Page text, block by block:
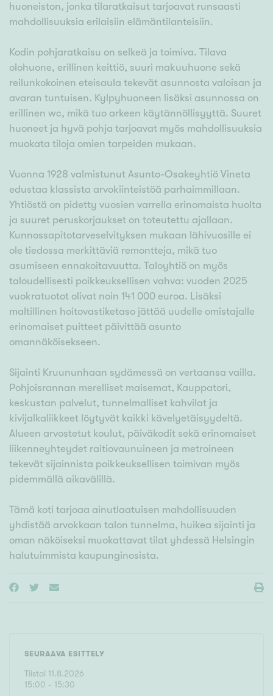
huoneiston, jonka tilaratkaisut tarjoavat runsaasti
mahdollisuuksia erilaisiin elämäntilanteisiin.
Kodin pohjaratkaisu on selkeä ja toimiva. Tilava
olohuone, erillinen keittiö, suuri makuuhuone sekä
reilunkokoinen eteisaula tekevät asunnosta valoisan ja
avaran tuntuisen. Kylpyhuoneen lisäksi asunnossa on
erillinen wc, mikä tuo arkeen käytännöllisyyttä. Suuret
huoneet ja hyvä pohja tarjoavat myös mahdollisuuksia
muokata tiloja omien tarpeiden mukaan.
Vuonna 1928 valmistunut Asunto-Osakeyhtiö Vineta
edustaa klassista arvokiinteistöä parhaimmillaan.
Yhtiöstä on pidetty vuosien varrella erinomaista huolta
ja suuret peruskorjaukset on toteutettu ajallaan.
Kunnossapitotarveselvityksen mukaan lähivuosille ei
ole tiedossa merkittäviä remontteja, mikä tuo
asumiseen ennakoitavuutta. Taloyhtiö on myös
taloudellisesti poikkeuksellisen vahva: vuoden 2025
vuokratuotot olivat noin 141 000 euroa. Lisäksi
maltillinen hoitovastiketaso jättää uudelle omistajalle
erinomaiset puitteet päivittää asunto
omannäköisekseen.
Sijainti Kruununhaan sydämessä on vertaansa vailla.
Pohjoisrannan merelliset maisemat, Kauppatori,
keskustan palvelut, tunnelmalliset kahvilat ja
kivijalkaliikkeet löytyvät kaikki kävelyetäisyydeltä.
Alueen arvostetut koulut, päiväkodit sekä erinomaiset
liikenneyhteydet raitiovaunuineen ja metroineen
tekevät sijainnista poikkeuksellisen toimivan myös
pidemmällä aikavälillä.
Tämä koti tarjoaa ainutlaatuisen mahdollisuuden
yhdistää arvokkaan talon tunnelma, huikea sijainti ja
oman näköiseksi muokattavat tilat yhdessä Helsingin
halutuimmista kaupunginosista.
SEURAAVA ESITTELY
Tiistai 11.8.2026
15:00 - 15:30